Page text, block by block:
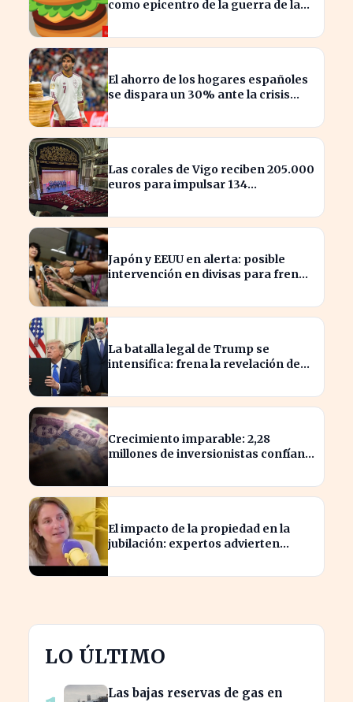
como epicentro de la guerra de la
El ahorro de los hogares españoles
se dispara un 30% ante la crisis
Las corales de Vigo reciben 205.000
euros para impulsar 134
Japón y EEUU en alerta: posible
intervención en divisas para frenar
La batalla legal de Trump se
intensifica: frena la revelación de
Crecimiento imparable: 2,28
millones de inversionistas confían
billones
El impacto de la propiedad en la
jubilación: expertos advierten
LO ÚLTIMO
Las bajas reservas de gas en